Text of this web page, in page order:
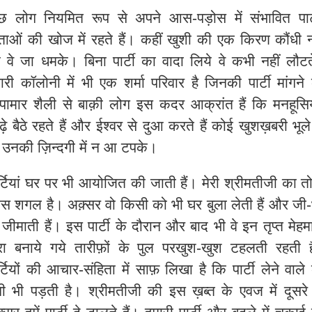
लोग नियमित रूप से अपने आस-पड़ोस में संभावित
की खोज में रहते हैं। कहीं खुशी की एक किरण कौंधी
वे जा धमके। बिना पार्टी का वादा लिये वे कभी नहीं
कॉलोनी में भी एक शर्मा परिवार है जिनकी पार्टी मांगने
शैली से बाक़ी लोग इस कदर आक्रांत हैं कि
बैठे रहते हैं और ईश्वर से दुआ करते हैं कोई खुशख़बरी
उनकी ज़िन्दगी में न आ टपके।
घर पर भी आयोजित की जाती हैं। मेरी श्रीमतीजी का
शगल है। अक़्सर वो किसी को भी घर बुला लेती हैं और
हैं। इस पार्टी के दौरान और बाद भी वे इन तृप्त
बनाये गये तारीफ़ों के पुल परखुश-खुश टहलती रहती
की आचार-संहिता में साफ़ लिखा है कि पार्टी लेने वाले
भी पड़ती है। श्रीमतीजी की इस ख़ब्त के एवज में दूसरे